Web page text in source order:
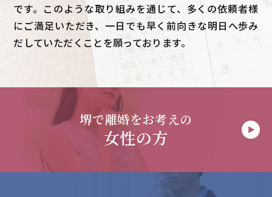
です。このような取り組みを通じて、多くの依頼者様
にご満足いただき、一日でも早く前向きな明日へ歩み
だしていただくことを願っております。
堺で離婚をお考えの
女性の方